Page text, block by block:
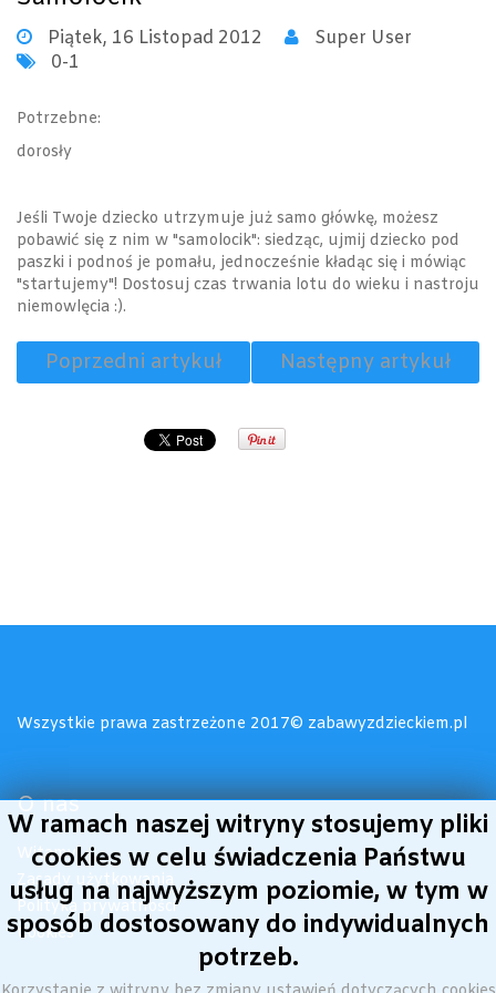
W ramach naszej witryny stosujemy pliki
cookies w celu świadczenia Państwu
usług na najwyższym poziomie, w tym w
sposób dostosowany do indywidualnych
potrzeb.
Piątek, 16 Listopad 2012
Super User
0-1
Potrzebne:
dorosły
Jeśli Twoje dziecko utrzymuje już samo główkę, możesz
pobawić się z nim w "samolocik": siedząc, ujmij dziecko pod
paszki i podnoś je pomału, jednocześnie kładąc się i mówiąc
"startujemy"! Dostosuj czas trwania lotu do wieku i nastroju
niemowlęcia :).
Poprzedni artykuł Następny artykuł
Wszystkie prawa zastrzeżone 2017© zabawyzdzieckiem.pl
O nas
Witamy!
Zasady użytkowania
Polityka prywatności
Cookies